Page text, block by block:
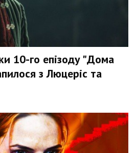
10-го епізоду "Дома
з Люцеріс та